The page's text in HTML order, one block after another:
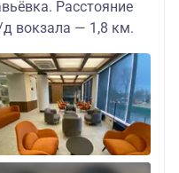
Расстояние
вокзала — 1,8 км.